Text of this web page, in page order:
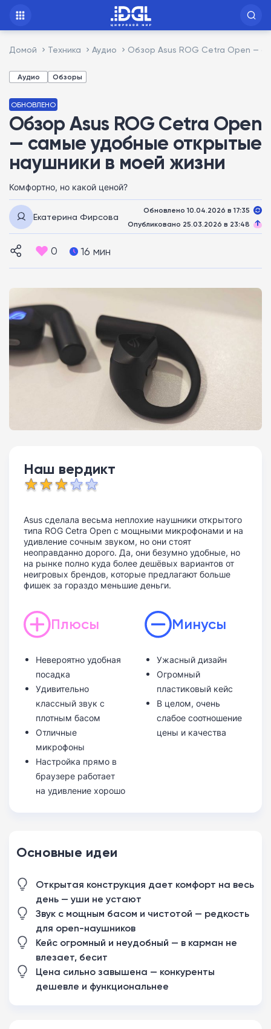
Домой Техника Аудио Обзор Asus ROG Cetra Open —
Аудио Обзоры
ОБНОВЛЕНО
Обзор Asus ROG Cetra Open
— самые удобные открытые
наушники в моей жизни
Комфортно, но какой ценой?
Екатерина Фирсова
Обновлено 10.04.2026 в 17:35
Опубликовано 25.03.2026 в 23:48
0 16 мин
Наш вердикт
Asus сделала весьма неплохие наушники открытого
типа ROG Cetra Open с мощными микрофонами и на
удивление сочным звуком, но они стоят
неоправданно дорого. Да, они безумно удобные, но
на рынке полно куда более дешёвых вариантов от
неигровых брендов, которые предлагают больше
фишек за гораздо меньшие деньги.
Плюсы
Невероятно удобная
посадка
Удивительно
классный звук с
плотным басом
Отличные
микрофоны
Настройка прямо в
браузере работает
на удивление хорошо
Минусы
Ужасный дизайн
Огромный
пластиковый кейс
В целом, очень
слабое соотношение
цены и качества
Основные идеи
Открытая конструкция дает комфорт на весь
день — уши не устают
Звук с мощным басом и чистотой — редкость
для open-наушников
Кейс огромный и неудобный — в карман не
влезает, бесит
Цена сильно завышена — конкуренты
дешевле и функциональнее